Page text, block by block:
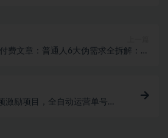
费文章：普通人6大伪需求全拆解：减
激励项目，全自动运营单号月